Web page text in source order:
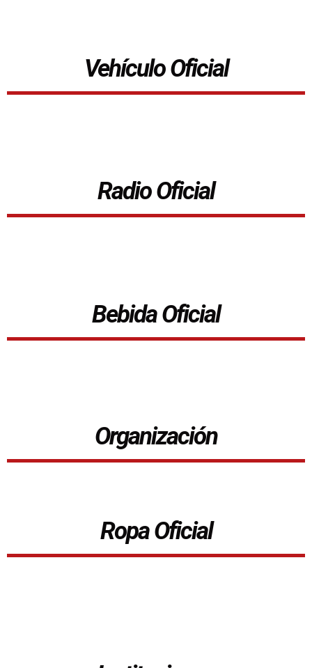
Vehículo Oficial
Radio Oficial
Bebida Oficial
Organización
Ropa Oficial